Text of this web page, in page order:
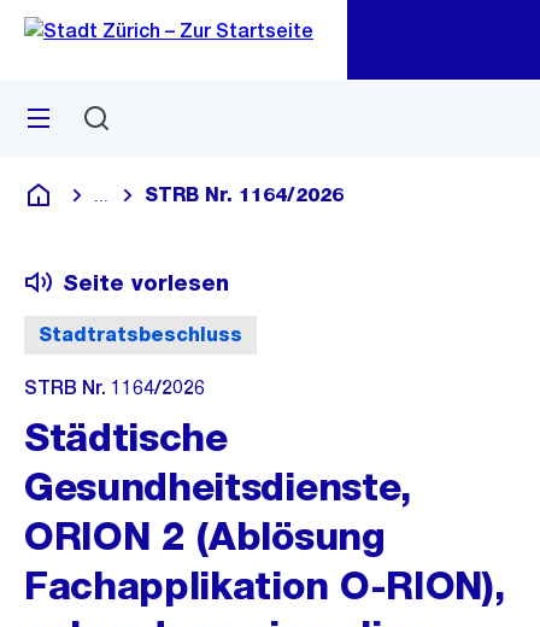
Navigation
Sprunglink
Menü
Deutsch
Blende alle Breadcrumbs ein
STRB Nr. 1164/2026
Stadtratsbeschluss
Seite vorlesen
STRB Nr. 1164/2026
Städtische
Gesundheitsdienste,
ORION 2 (Ablösung
Fachapplikation O-RION),